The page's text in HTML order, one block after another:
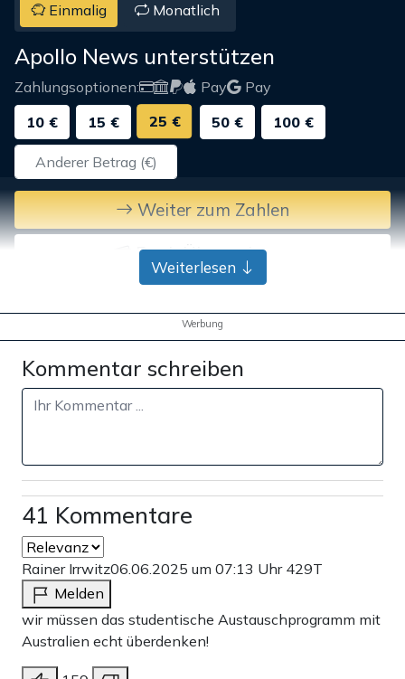
Einmalig Monatlich
Apollo News unterstützen
Zahlungsoptionen: Pay
Pay
10 €
15 € 25 € 50 € 100 €
Weiter zum Zahlen
Bank-Überweisung
Weiterlesen
Werbung
Kommentar schreiben
41 Kommentare
Rainer Irrwitz06.06.2025 um 07:13 Uhr 429T
Melden
wir müssen das studentische Austauschprogramm mit
Australien echt überdenken!